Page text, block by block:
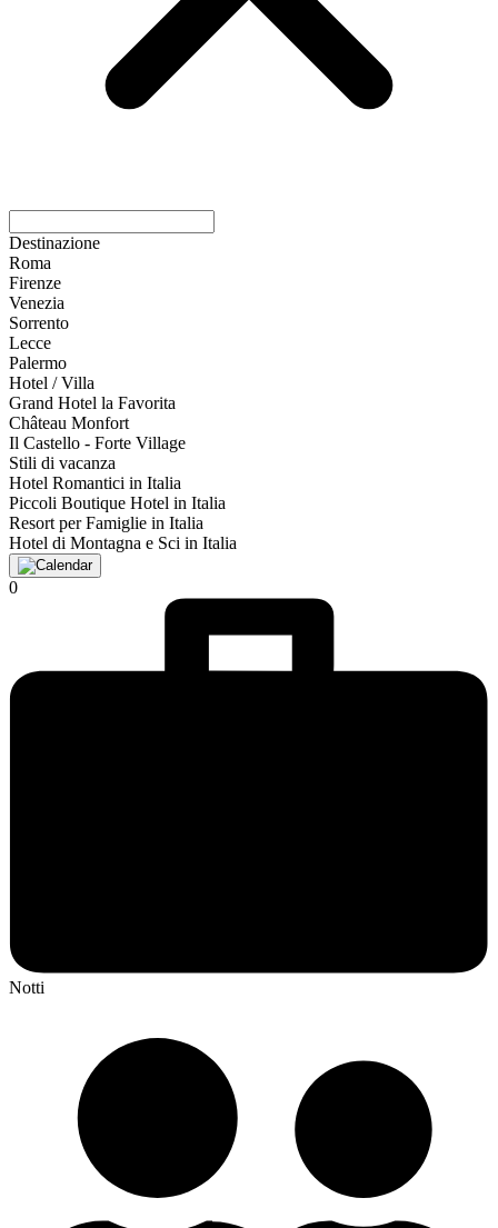
Destinazione
Roma
Firenze
Venezia
Sorrento
Lecce
Palermo
Hotel / Villa
Grand Hotel la Favorita
Château Monfort
Il Castello - Forte Village
Stili di vacanza
Hotel Romantici in Italia
Piccoli Boutique Hotel in Italia
Resort per Famiglie in Italia
Hotel di Montagna e Sci in Italia
0
Notti